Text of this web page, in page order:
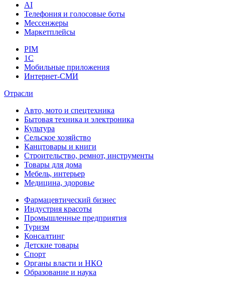
AI
Телефония и голосовые боты
Мессенжеры
Маркетплейсы
PIM
1C
Мобильные приложения
Интернет-СМИ
Отрасли
Авто, мото и спецтехника
Бытовая техника и электроника
Культура
Сельское хозяйство
Канцтовары и книги
Строительство, ремнот, инструменты
Товары для дома
Мебель, интерьер
Медицина, здоровье
Фармацевтический бизнес
Индустрия красоты
Промышленные предприятия
Туризм
Консалтинг
Детские товары
Спорт
Органы власти и НКО
Образование и наука